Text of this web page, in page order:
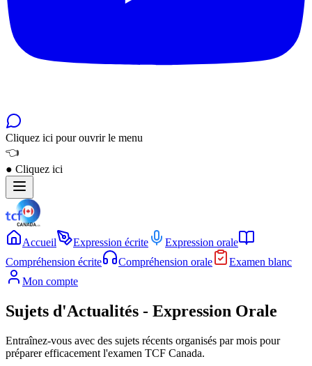
Cliquez ici pour ouvrir le menu
👈
● Cliquez ici
Accueil Expression écrite
Expression orale
Compréhension écrite
Compréhension orale
Examen blanc
Mon compte
Sujets d'Actualités - Expression Orale
Entraînez-vous avec des sujets récents organisés par mois pour
préparer efficacement l'examen TCF Canada.